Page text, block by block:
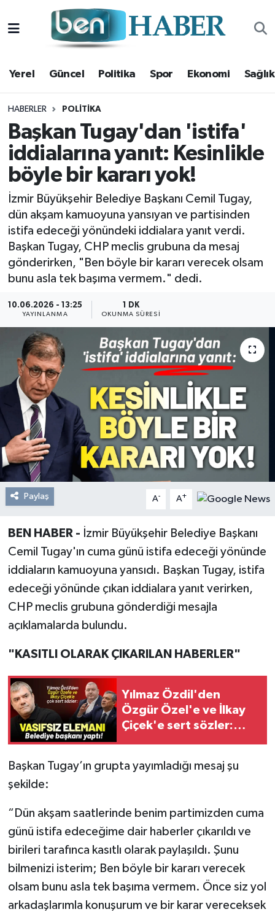
Yerel Güncel Politika Spor Ekonomi Sağlık
HABERLER POLITIKA
Başkan Tugay'dan 'istifa'
iddialarına yanıt: Kesinlikle
böyle bir kararı yok!
İzmir Büyükşehir Belediye Başkanı Cemil Tugay,
dün akşam kamuoyuna yansıyan ve partisinden
istifa edeceği yönündeki iddialara yanıt verdi.
Başkan Tugay, CHP meclis grubuna da mesaj
gönderirken, "Ben böyle bir kararı verecek olsam
bunu asla tek başıma vermem." dedi.
10.06.2026 - 13:25
YAYINLANMA
1 DK
OKUNMA SÜRESI
Paylaş A- A+
BEN HABER - İzmir Büyükşehir Belediye Başkanı
Cemil Tugay'ın cuma günü istifa edeceği yönünde
iddiaların kamuoyuna yansıdı. Başkan Tugay, istifa
edeceği yönünde çıkan iddialara yanıt verirken,
CHP meclis grubuna gönderdiği mesajla
açıklamalarda bulundu.
"KASITLI OLARAK ÇIKARILAN HABERLER"
Yılmaz Özdil'den
Özgür Özel'e ve İlkay
Çiçek'e sert sözler:
Başkan Tugay’ın grupta yayımladığı mesaj şu
şekilde:
“Dün akşam saatlerinde benim partimizden cuma
günü istifa edeceğime dair haberler çıkarıldı ve
birileri tarafınca kasıtlı olarak paylaşıldı. Şunu
bilmenizi isterim; Ben böyle bir kararı verecek
olsam bunu asla tek başıma vermem. Önce siz yol
arkadaşlarımla konuşurum ve bir karar vereceksek
Yerel
Güncel
Politika
Spor
Ekonomi
Sağlık
Magazin
Kültür Sanat
Röportajlar
Hava Durumu
Trafik Durumu
Süper Lig Puan Durumu ve Fikstür
Tüm Manşetler
Son Dakika Haberleri
Haber Arşivi